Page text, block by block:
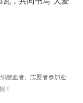
、志愿者参加迎新年健康跑
！